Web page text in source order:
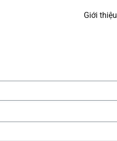
Giới thiệu